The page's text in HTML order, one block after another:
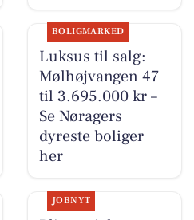
BOLIGMARKED
Luksus til salg:
Mølhøjvangen 47
til 3.695.000 kr –
Se Nøragers
dyreste boliger
her
JOBNYT